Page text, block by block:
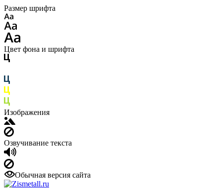
Размер шрифта
Цвет фона и шрифта
Изображения
Озвучивание текста
Обычная версия сайта